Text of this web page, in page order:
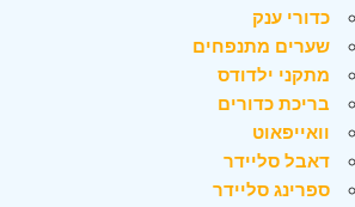
כדורי ענק
שערים מתנפחים
מתקני ילדודס
בריכת כדורים
וואייפאוט
דאבל סליידר
ספרינג סליידר